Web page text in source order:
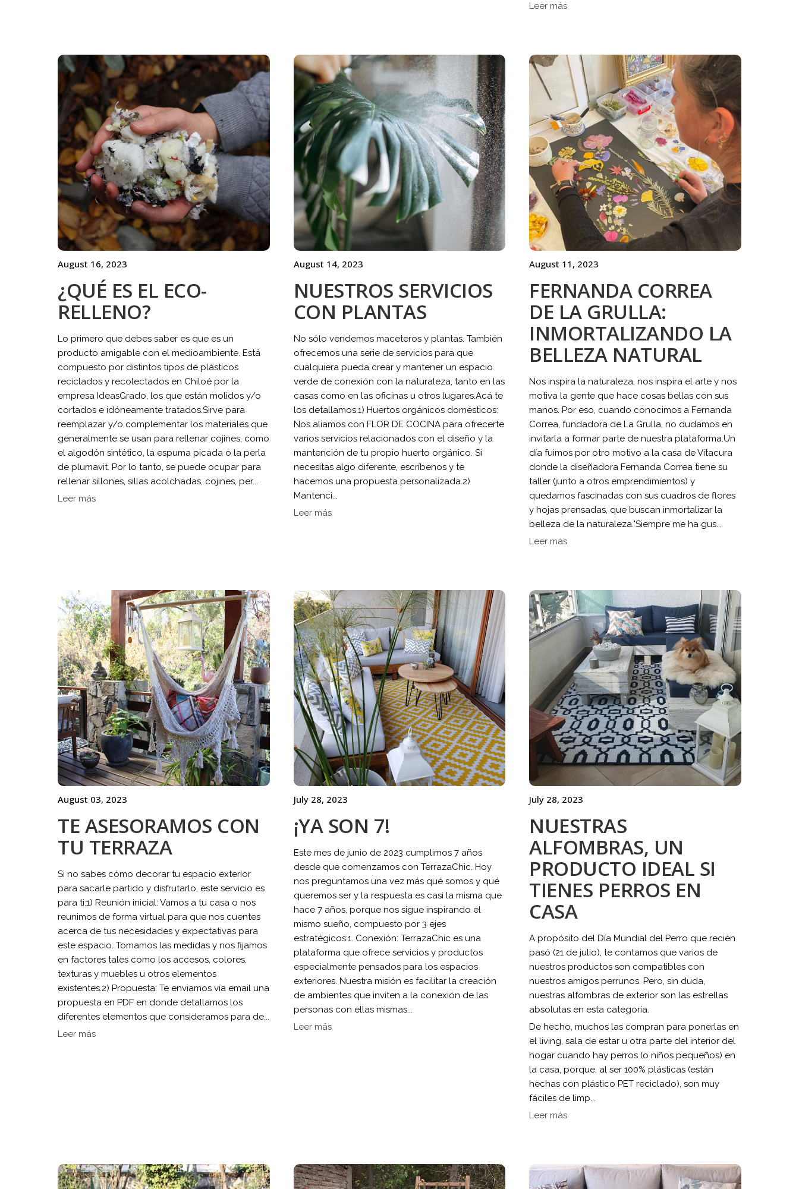
Leer más
August 16, 2023
¿QUÉ ES EL ECO-
RELLENO?
Lo primero que debes saber es que es un
producto amigable con el medioambiente. Está
compuesto por distintos tipos de plásticos
reciclados y recolectados en Chiloé por la
empresa IdeasGrado, los que están molidos y/o
cortados e idóneamente tratados.Sirve para
reemplazar y/o complementar los materiales que
generalmente se usan para rellenar cojines, como
el algodón sintético, la espuma picada o la perla
de plumavit. Por lo tanto, se puede ocupar para
rellenar sillones, sillas acolchadas, cojines, per...
Leer más
August 14, 2023
NUESTROS SERVICIOS
CON PLANTAS
No sólo vendemos maceteros y plantas. También
ofrecemos una serie de servicios para que
cualquiera pueda crear y mantener un espacio
verde de conexión con la naturaleza, tanto en las
casas como en las oficinas u otros lugares.Acá te
los detallamos:1) Huertos orgánicos domésticos:
Nos aliamos con FLOR DE COCINA para ofrecerte
varios servicios relacionados con el diseño y la
mantención de tu propio huerto orgánico. Si
necesitas algo diferente, escríbenos y te
hacemos una propuesta personalizada.2)
Mantenci...
Leer más
August 11, 2023
FERNANDA CORREA
DE LA GRULLA:
INMORTALIZANDO LA
BELLEZA NATURAL
Nos inspira la naturaleza, nos inspira el arte y nos
motiva la gente que hace cosas bellas con sus
manos. Por eso, cuando conocimos a Fernanda
Correa, fundadora de La Grulla, no dudamos en
invitarla a formar parte de nuestra plataforma.Un
día fuimos por otro motivo a la casa de Vitacura
donde la diseñadora Fernanda Correa tiene su
taller (junto a otros emprendimientos) y
quedamos fascinadas con sus cuadros de flores
y hojas prensadas, que buscan inmortalizar la
belleza de la naturaleza."Siempre me ha gus...
Leer más
August 03, 2023
TE ASESORAMOS CON
TU TERRAZA
Si no sabes cómo decorar tu espacio exterior
para sacarle partido y disfrutarlo, este servicio es
para ti:1) Reunión inicial: Vamos a tu casa o nos
reunimos de forma virtual para que nos cuentes
acerca de tus necesidades y expectativas para
este espacio. Tomamos las medidas y nos fijamos
en factores tales como los accesos, colores,
texturas y muebles u otros elementos
existentes.⁠2) Propuesta: Te enviamos vía email una
propuesta en PDF en donde detallamos los
diferentes elementos que consideramos para de...
Leer más
July 28, 2023
¡YA SON 7!
Este mes de junio de 2023 cumplimos 7 años
desde que comenzamos con TerrazaChic. Hoy
nos preguntamos una vez más qué somos y qué
queremos ser y la respuesta es casi la misma que
hace 7 años, porque nos sigue inspirando el
mismo sueño, compuesto por 3 ejes
estratégicos:1. Conexión: TerrazaChic es una
plataforma que ofrece servicios y productos
especialmente pensados para los espacios
exteriores. Nuestra misión es facilitar la creación
de ambientes que inviten a la conexión de las
personas con ellas mismas...
Leer más
July 28, 2023
NUESTRAS
ALFOMBRAS, UN
PRODUCTO IDEAL SI
TIENES PERROS EN
CASA
A propósito del Día Mundial del Perro que recién
pasó (21 de julio), te contamos que varios de
nuestros productos son compatibles con
nuestros amigos perrunos. Pero, sin duda,
nuestras alfombras de exterior son las estrellas
absolutas en esta categoría.
De hecho, muchos las compran para ponerlas en
el living, sala de estar u otra parte del interior del
hogar cuando hay perros (o niños pequeños) en
la casa, porque, al ser 100% plásticas (están
hechas con plástico PET reciclado), son muy
fáciles de limp...
Leer más